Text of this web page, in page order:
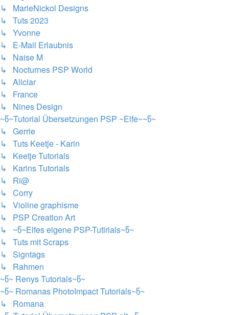
↳ MarieNickol Designs
↳ Tuts 2023
↳ Yvonne
↳ E-Mail Erlaubnis
↳ Naise M
↳ Nocturnes PSP World
↳ Aliciar
↳ France
↳ Nines Design
~წ~Tutorial Übersetzungen PSP ~Elfe~~წ~
↳ Gerrie
↳ Tuts Keetje - Karin
↳ Keetje Tutorials
↳ Karins Tutorials
↳ Ri@
↳ Corry
↳ Violine graphisme
↳ PSP Creation Art
↳ ~წ~Elfes eigene PSP-Tutirials~წ~
↳ Tuts mit Scraps
↳ Signtags
↳ Rahmen
~წ~ Renys Tutorials~წ~
~წ~ Romanas PhotoImpact Tutorials~წ~
↳ Romana